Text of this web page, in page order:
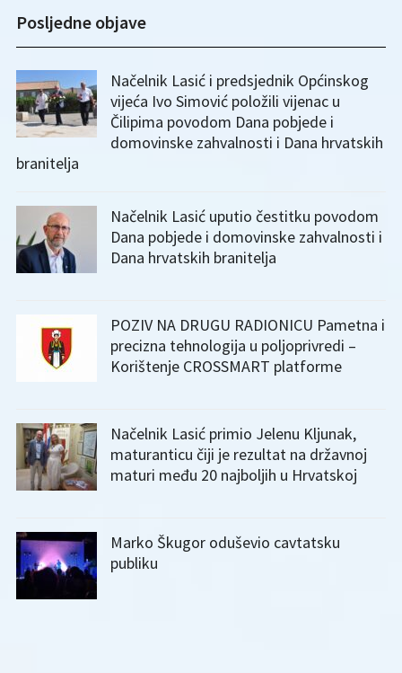
Posljedne objave
Načelnik Lasić i predsjednik Općinskog
vijeća Ivo Simović položili vijenac u
Čilipima povodom Dana pobjede i
domovinske zahvalnosti i Dana hrvatskih
branitelja
Načelnik Lasić uputio čestitku povodom
Dana pobjede i domovinske zahvalnosti i
Dana hrvatskih branitelja
POZIV NA DRUGU RADIONICU Pametna i
precizna tehnologija u poljoprivredi –
Korištenje CROSSMART platforme
Načelnik Lasić primio Jelenu Kljunak,
maturanticu čiji je rezultat na državnoj
maturi među 20 najboljih u Hrvatskoj
Marko Škugor oduševio cavtatsku
publiku